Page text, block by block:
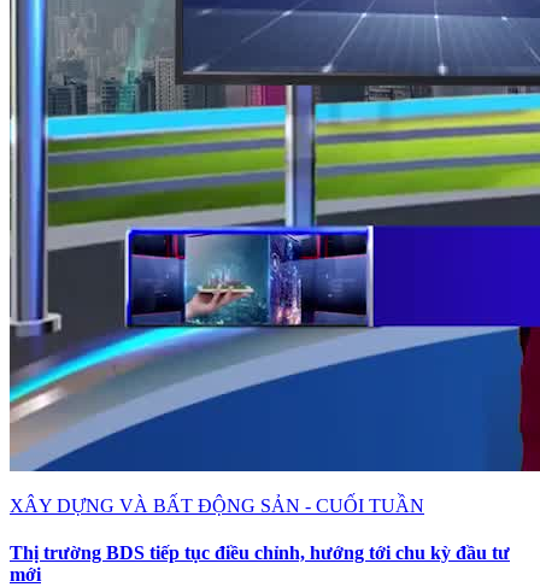
XÂY DỰNG VÀ BẤT ĐỘNG SẢN - CUỐI TUẦN
Thị trường BDS tiếp tục điều chỉnh, hướng tới chu kỳ đầu tư
mới